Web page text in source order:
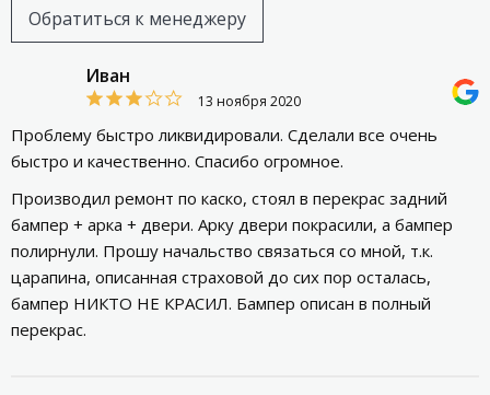
Обратиться к менеджеру
Иван
13 ноября 2020
Проблему быстро ликвидировали. Сделали все очень
быстро и качественно. Спасибо огромное.
Производил ремонт по каско, стоял в перекрас задний
бампер + арка + двери. Арку двери покрасили, а бампер
полирнули. Прошу начальство связаться со мной, т.к.
царапина, описанная страховой до сих пор осталась,
бампер НИКТО НЕ КРАСИЛ. Бампер описан в полный
перекрас.